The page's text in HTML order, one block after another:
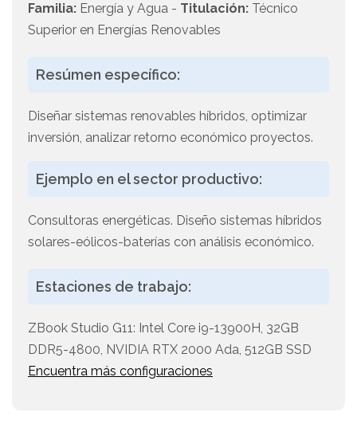
Familia: Energía y Agua - Titulación: Técnico
Superior en Energías Renovables
Resúmen específico:
Diseñar sistemas renovables híbridos, optimizar
inversión, analizar retorno económico proyectos.
Ejemplo en el sector productivo:
Consultoras energéticas. Diseño sistemas híbridos
solares-eólicos-baterías con análisis económico.
Estaciones de trabajo:
ZBook Studio G11: Intel Core i9-13900H, 32GB
DDR5-4800, NVIDIA RTX 2000 Ada, 512GB SSD
Encuentra más configuraciones